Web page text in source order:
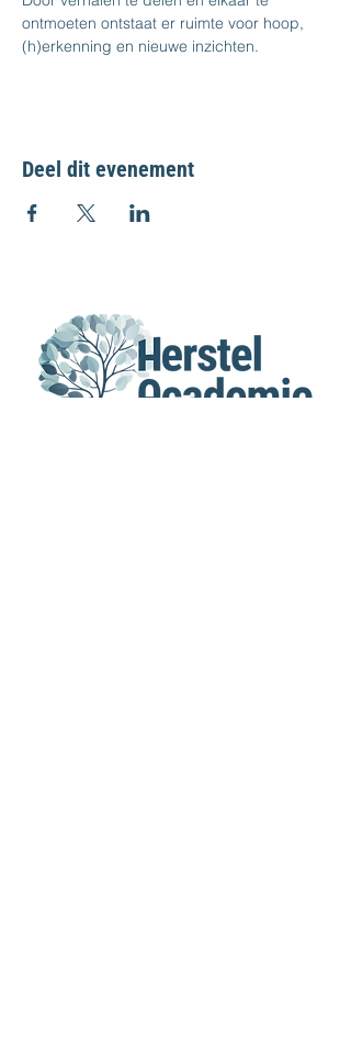
ontmoeten ontstaat er ruimte voor hoop,
(h)erkenning en nieuwe inzichten.
Deel dit evenement